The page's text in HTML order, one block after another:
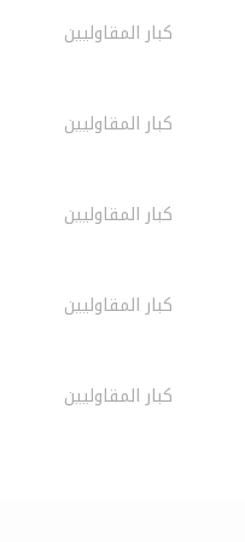
كبار المقاوليين
كبار المقاوليين
كبار المقاوليين
كبار المقاوليين
كبار المقاوليين